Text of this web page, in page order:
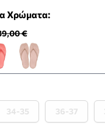
Χρώματα:
€
34-35 36-37